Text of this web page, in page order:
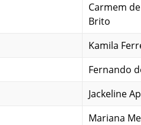
Carmem
Brito
Kamila
Fernando
Jackeline
Mariana